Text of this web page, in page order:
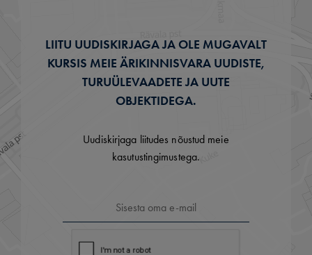
LIITU UUDISKIRJAGA JA OLE MUGAVALT
KURSIS MEIE ÄRIKINNISVARA UUDISTE,
TURUÜLEVAADETE JA UUTE
OBJEKTIDEGA.
Uudiskirjaga liitudes nõustud meie
kasutustingimustega.